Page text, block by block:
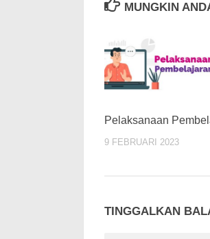
MUNGKIN
Pelaksanaan
9 FEBRUARI 2023
TINGGALKAN